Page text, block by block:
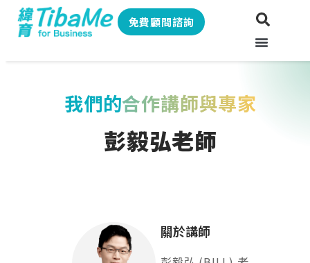
免費顧問諮詢
我們的合作講師與專家
彭毅弘老師
關於講師